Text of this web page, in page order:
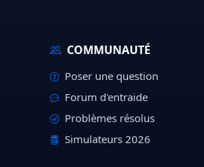
COMMUNAUTÉ
Poser une question
Forum d'entraide
Problèmes résolus
Simulateurs 2026